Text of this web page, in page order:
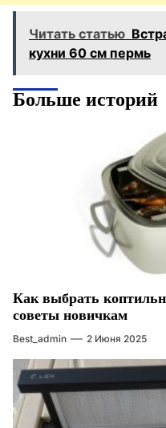
Читать статью
кухни 60 см пермь
Больше историй
Как выбрать
советы новичкам
Best_admin 2 Июня 2025